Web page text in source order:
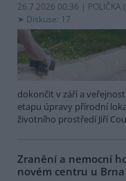
26.7.2026 00:36 | POLIČKA (
Diskuse: 17
dokončit v září a
etapu úpravy přírodní
životního prostředí Jiří
Zranění a nemocní
novém centru u Brna